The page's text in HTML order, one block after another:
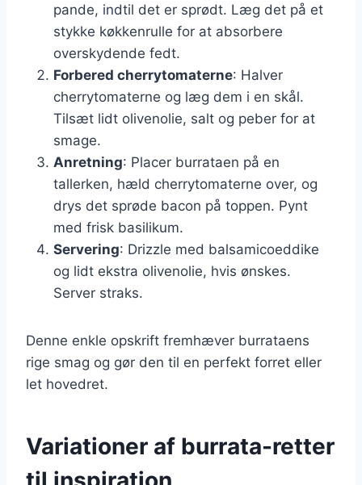
pande, indtil det er sprødt. Læg det på et
stykke køkkenrulle for at absorbere
overskydende fedt.
Forbered cherrytomaterne: Halver
cherrytomaterne og læg dem i en skål.
Tilsæt lidt olivenolie, salt og peber for at
smage.
Anretning: Placer burrataen på en
tallerken, hæld cherrytomaterne over, og
drys det sprøde bacon på toppen. Pynt
med frisk basilikum.
Servering: Drizzle med balsamicoeddike
og lidt ekstra olivenolie, hvis ønskes.
Server straks.
Denne enkle opskrift fremhæver burrataens
rige smag og gør den til en perfekt forret eller
let hovedret.
Variationer af burrata-retter